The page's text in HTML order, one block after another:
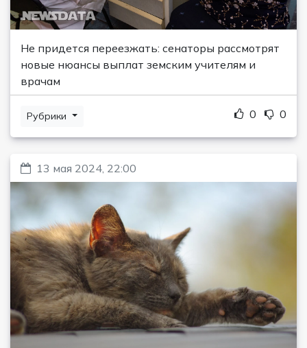
Не придется переезжать: сенаторы рассмотрят
новые нюансы выплат земским учителям и
врачам
Рубрики 0 0
13 мая 2024, 22:00